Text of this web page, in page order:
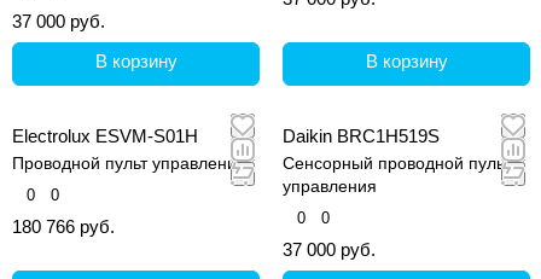
37 000 руб.
В корзину В корзину
Electrolux ESVM-S01H
Проводной пульт управления
0 0
180 766 руб.
Daikin BRC1H519S
Сенсорный проводной пульт
управления
0 0
37 000 руб.